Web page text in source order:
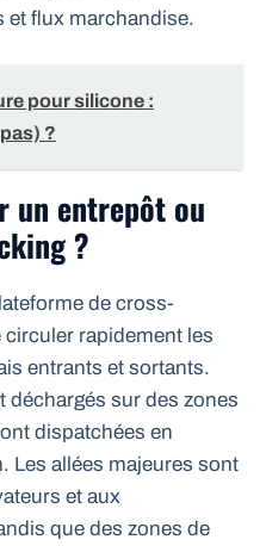
et flux marchandise.
pour silicone :
?
un entrepôt ou
?
de cross-
circuler rapidement les
entrants et sortants.
sur des zones
dispatchées en
Les allées majeures sont
et aux
que des zones de